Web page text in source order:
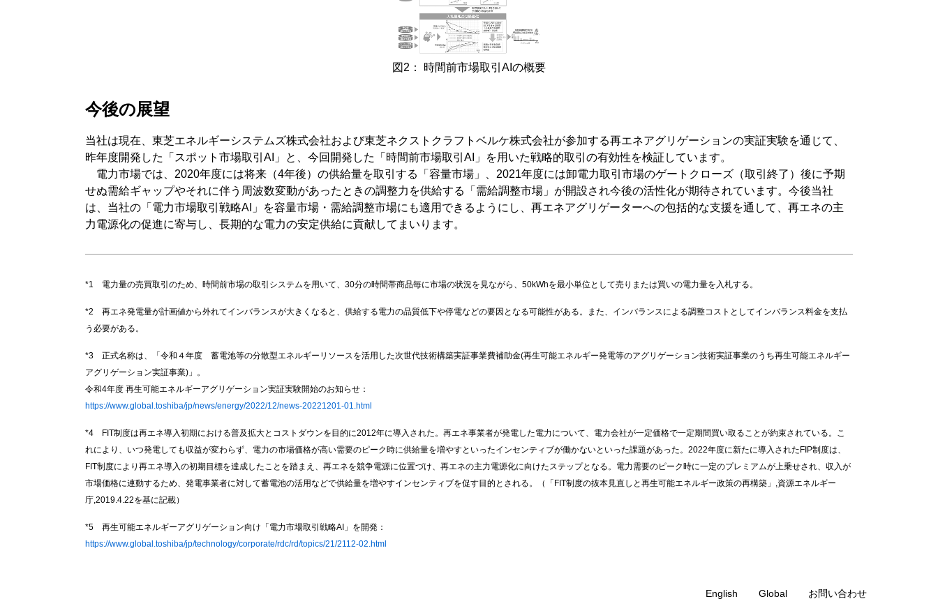
図2： 時間前市場取引AIの概要
今後の展望
当社は現在、東芝エネルギーシステムズ株式会社および東芝ネクストクラフトベルケ株式会社が参加する再エネアグリゲーションの実証実験を通じて、
昨年度開発した「スポット市場取引AI」と、今回開発した「時間前市場取引AI」を用いた戦略的取引の有効性を検証しています。
電力市場では、2020年度には将来（4年後）の供給量を取引する「容量市場」、2021年度には卸電力取引市場のゲートクローズ（取引終了）後に予期
せぬ需給ギャップやそれに伴う周波数変動があったときの調整力を供給する「需給調整市場」が開設され今後の活性化が期待されています。今後当社
は、当社の「電力市場取引戦略AI」を容量市場・需給調整市場にも適用できるようにし、再エネアグリゲーターへの包括的な支援を通して、再エネの主
力電源化の促進に寄与し、長期的な電力の安定供給に貢献してまいります。
*1 電力量の売買取引のため、時間前市場の取引システムを用いて、30分の時間帯商品毎に市場の状況を見ながら、50kWhを最小単位として売りまたは買いの電力量を入札する。
*2 再エネ発電量が計画値から外れてインバランスが大きくなると、供給する電力の品質低下や停電などの要因となる可能性がある。また、インバランスによる調整コストとしてインバランス料金を支払
う必要がある。
*3 正式名称は、「令和４年度 蓄電池等の分散型エネルギーリソースを活用した次世代技術構築実証事業費補助金(再生可能エネルギー発電等のアグリゲーション技術実証事業のうち再生可能エネルギー
アグリゲーション実証事業)」。
令和4年度 再生可能エネルギーアグリゲーション実証実験開始のお知らせ：
https://www.global.toshiba/jp/news/energy/2022/12/news-20221201-01.html
*4 FIT制度は再エネ導入初期における普及拡大とコストダウンを目的に2012年に導入された。再エネ事業者が発電した電力について、電力会社が一定価格で一定期間買い取ることが約束されている。こ
れにより、いつ発電しても収益が変わらず、電力の市場価格が高い需要のピーク時に供給量を増やすといったインセンティブが働かないといった課題があった。2022年度に新たに導入されたFIP制度は、
FIT制度により再エネ導入の初期目標を達成したことを踏まえ、再エネを競争電源に位置づけ、再エネの主力電源化に向けたステップとなる。電力需要のピーク時に一定のプレミアムが上乗せされ、収入が
市場価格に連動するため、発電事業者に対して蓄電池の活用などで供給量を増やすインセンティブを促す目的とされる。（「FIT制度の抜本見直しと再生可能エネルギー政策の再構築」,資源エネルギー
庁,2019.4.22を基に記載）
*5 再生可能エネルギーアグリゲーション向け「電力市場取引戦略AI」を開発：
https://www.global.toshiba/jp/technology/corporate/rdc/rd/topics/21/2112-02.html
English Global お問い合わせ